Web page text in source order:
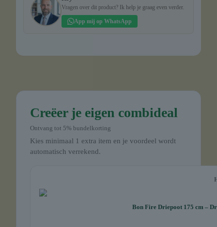
Vragen over dit product? Ik help je graag even verder.
App mij op WhatsApp
Creëer je eigen combideal
Ontvang tot 5% bundelkorting
Kies minimaal 1 extra item en je voordeel wordt
automatisch verrekend.
Bon Fire Driepoot 175 cm –